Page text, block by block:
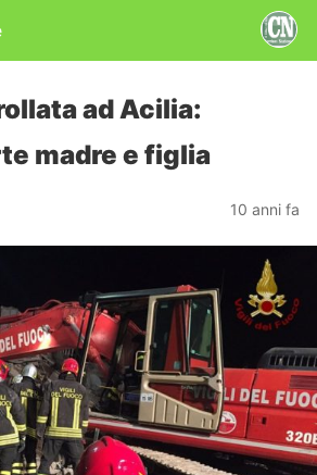
ad Acilia:
madre e figlia
10 anni fa